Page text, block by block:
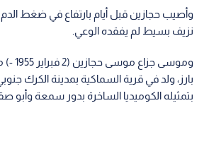
وأصيب حجازين قبل أيام بارتفاع في ضغط
نزيف بسيط لم يفقده الوعي.
وموسى
بارز، ولد في قرية السماكية بمدينة الكرك
بتمثيله الكوميديا الساخرة بدور سمعة وأبو